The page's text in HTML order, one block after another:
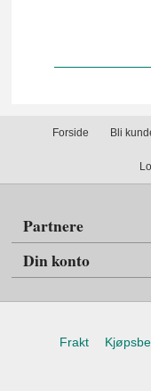
Forside Bli
Partnere
Din konto
Frakt